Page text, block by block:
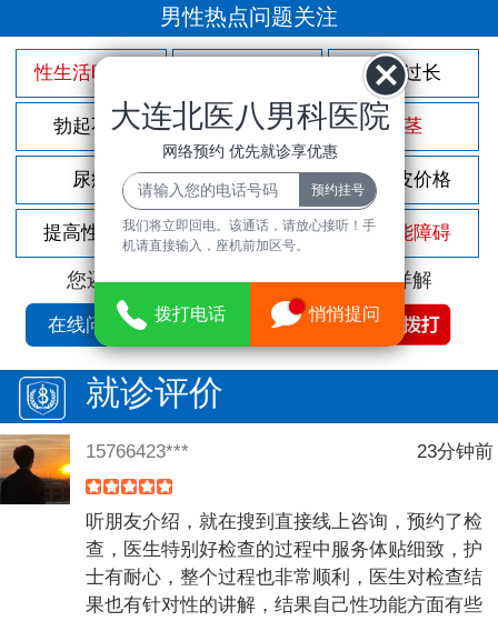
男性热点问题关注
性生活时间短 包皮过长
勃起不坚 尿频尿急 包茎
尿痛 前列腺炎 割包皮价格
提高性功能 龟头敏感 性功能障碍
您还可以拨打免费咨询电话立即为您详解
在线问诊
就诊评价
15766423*** 23分钟前
听朋友介绍，就在搜到直接线上咨询，预约了检
查，医生特别好检查的过程中服务体贴细致，护
士有耐心，整个过程也非常顺利，医生对检查结
果也有针对性的讲解，结果自己性功能方面有些
大连北医八男科医院
网络预约 优先就诊享优惠
我们将立即回电。该通话，请放心接听！手
机请直接输入，座机前加区号。
拨打电话 悄悄提问